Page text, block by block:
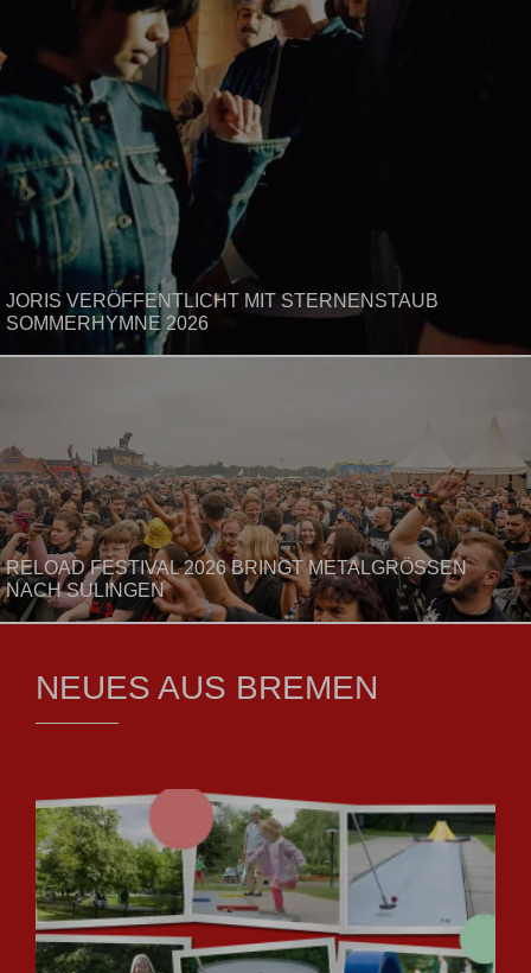
JORIS VERÖFFENTLICHT MIT STERNENSTAUB
SOMMERHYMNE 2026
RELOAD FESTIVAL 2026 BRINGT METALGRÖSSEN N
ACH SULINGEN
NEUES AUS BREMEN